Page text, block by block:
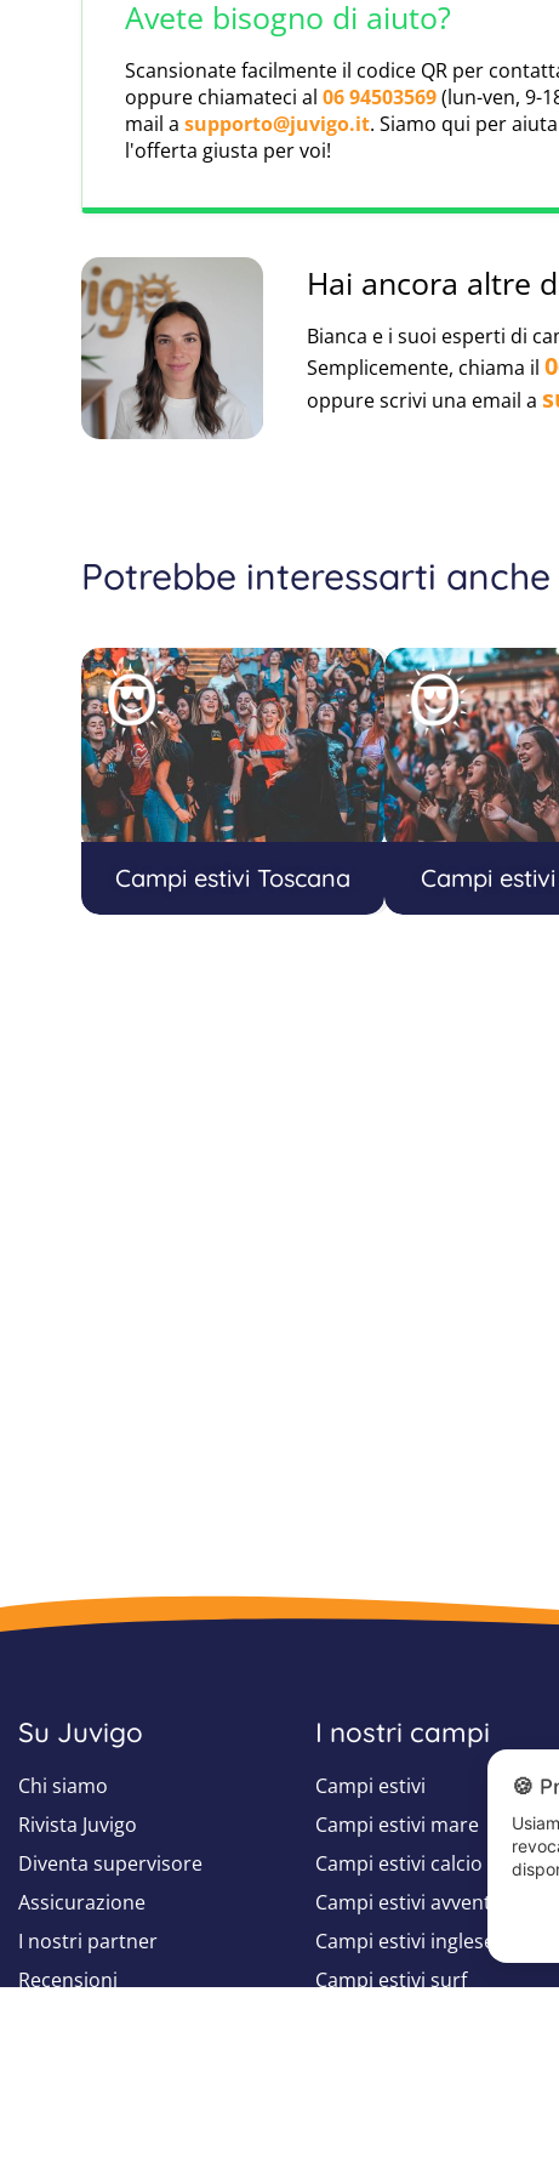
Click map to enable scroll zoom
Orario di arrivo al campo
Dalle 17:00 alle 20:00
Collaboriamo da anni fianco a fianco di
compagnia assicurativa rinomata che offre
servizio clienti e una rapida gestione dei
clienti un viaggio sicuro.
Avete bisogno di aiuto?
Scansionate facilmente il codice QR per
oppure chiamateci al06 94503569(lun-ven, 9-
mail asupporto@juvigo.it. Siamo qui per
l'offerta giusta per voi!
Hai ancora altre
Bianca e i suoi esperti di
Semplicemente, chiama il
oppure scrivi una email a
Potrebbe interessarti anche
Campi estivi Toscana Campi
Su Juvigo
Chi siamo
Rivista Juvigo
Diventa supervisore
Assicurazione
I nostri partner
Recensioni
I nostri campi
Campi estivi
Campi estivi mare
Campi estivi calcio
Campi estivi avventura
Campi estivi inglese
Campi estivi surf
🍪